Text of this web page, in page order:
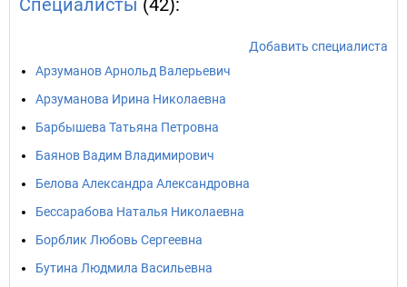
Специалисты (42):
Добавить специалиста
Арзуманов Арнольд Валерьевич
Арзуманова Ирина Николаевна
Барбышева Татьяна Петровна
Баянов Вадим Владимирович
Белова Александра Александровна
Бессарабова Наталья Николаевна
Борблик Любовь Сергеевна
Бутина Людмила Васильевна